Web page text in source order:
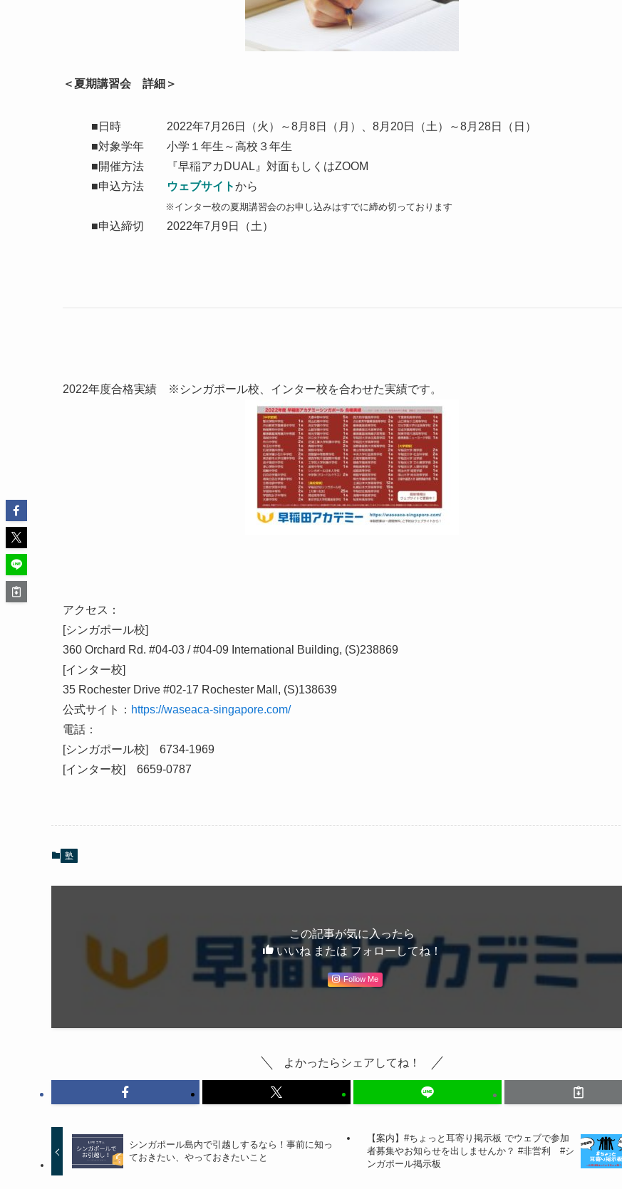
＜夏期講習会 詳細＞
■日時 2022年7月26日（火）～8月8日（月）、8月20日（土）～8月28日（日）
■対象学年 小学１年生～高校３年生
■開催方法 『早稲アカDUAL』対面もしくはZOOM
■申込方法
ウェブサイトから
※インター校の夏期講習会のお申し込みはすでに締め切っております
■申込締切 2022年7月9日（土）
2022年度合格実績 ※シンガポール校、インター校を合わせた実績です。
アクセス：
[シンガポール校]
360 Orchard Rd. #04-03 / #04-09 International Building, (S)238869
[インター校]
35 Rochester Drive #02-17 Rochester Mall, (S)138639
公式サイト： https://waseaca-singapore.com/
電話：
[シンガポール校] 6734-1969
[インター校] 6659-0787
塾
この記事が気に入ったら
いいね または フォローしてね！
Follow Me
よかったらシェアしてね！
シンガポール島内で引越しするなら！事前に知っ
ておきたい、やっておきたいこと
【案内】#ちょっと耳寄り掲示板 でウェブで参加
者募集やお知らせを出しませんか？ #非営利 #シ
ンガポール掲示板